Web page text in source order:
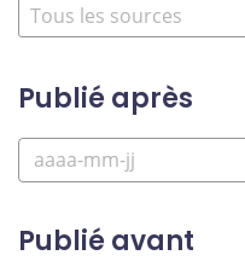
Publié après
Publié avant